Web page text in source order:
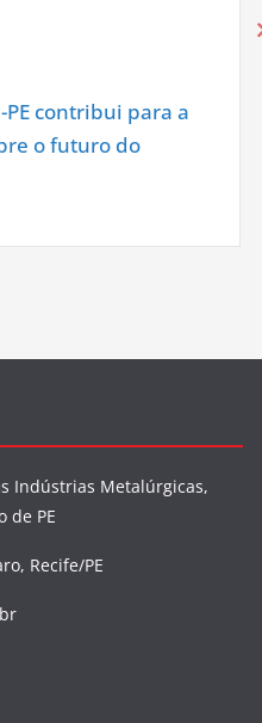
contribui para a
o futuro do
Indústrias Metalúrgicas,
de PE
Recife/PE